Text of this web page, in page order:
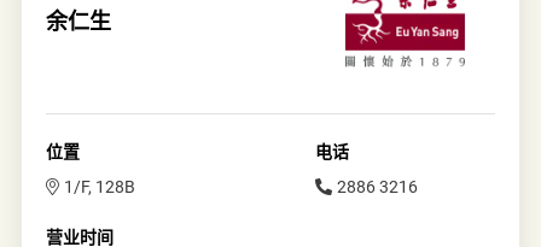
余仁生
位置
1/F, 128B
电话
2886 3216
营业时间